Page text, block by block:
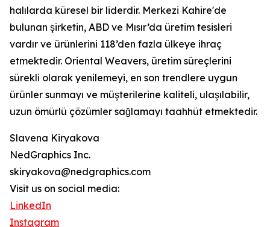
halılarda küresel bir liderdir. Merkezi Kahire'de
bulunan şirketin, ABD ve Mısır’da üretim tesisleri
vardır ve ürünlerini 118’den fazla ülkeye ihraç
etmektedir. Oriental Weavers, üretim süreçlerini
sürekli olarak yenilemeyi, en son trendlere uygun
ürünler sunmayı ve müşterilerine kaliteli, ulaşılabilir,
uzun ömürlü çözümler sağlamayı taahhüt etmektedir.
Slavena Kiryakova
NedGraphics Inc.
skiryakova@nedgraphics.com
Visit us on social media:
LinkedIn
Instagram